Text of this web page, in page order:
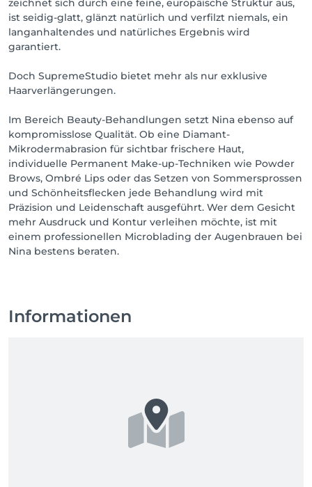
zeichnet sich durch eine feine, europäische Struktur aus,
ist seidig-glatt, glänzt natürlich und verfilzt niemals, ein
langanhaltendes und natürliches Ergebnis wird
garantiert.
Doch SupremeStudio bietet mehr als nur exklusive
Haarverlängerungen.
Im Bereich Beauty-Behandlungen setzt Nina ebenso auf
kompromisslose Qualität. Ob eine Diamant-
Mikrodermabrasion für sichtbar frischere Haut,
individuelle Permanent Make-up-Techniken wie Powder
Brows, Ombré Lips oder das Setzen von Sommersprossen
und Schönheitsflecken jede Behandlung wird mit
Präzision und Leidenschaft ausgeführt. Wer dem Gesicht
mehr Ausdruck und Kontur verleihen möchte, ist mit
einem professionellen Microblading der Augenbrauen bei
Nina bestens beraten.
Informationen